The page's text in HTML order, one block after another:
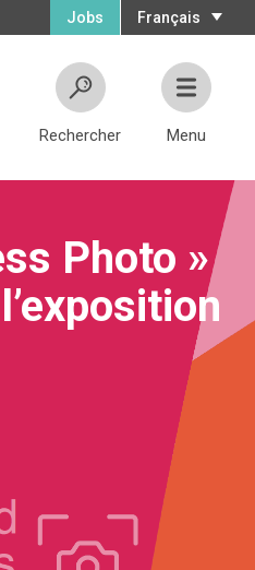
Français
Jobs
Rechercher Menu
Photo »